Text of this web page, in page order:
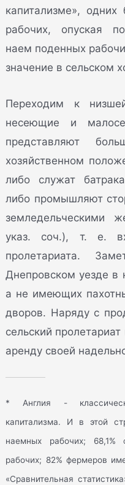
капитализме», одних
рабочих, опуская
наем поденных
значение в сельском
Переходим к
несеющие и
представляют
хозяйственном
либо служат
либо промышляют
земледельческими
указ. соч.), т. е.
пролетариата.
Днепровском уезде в
а не имеющих
дворов. Наряду с
сельский
аренду своей
* Англия -
капитализма. И в этой
наемных рабочих;
рабочих; 82% фермеров
«Сравнительная